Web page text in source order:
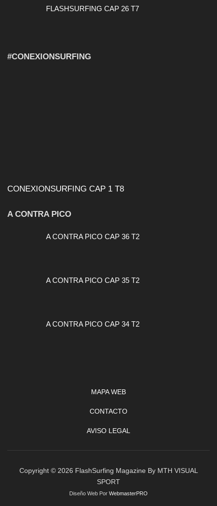
FLASHSURFING CAP 26 T7
#CONEXIONSURFING
CONEXIONSURFING CAP 1 T8
A CONTRA PICO
A CONTRA PICO CAP 36 T2
A CONTRA PICO CAP 35 T2
A CONTRA PICO CAP 34 T2
MAPA WEB
CONTACTO
AVISO LEGAL
Copyright © 2026 FlashSurfing Magazine By MTH VISUAL
SPORT
Diseño Web Por WebmasterPRO